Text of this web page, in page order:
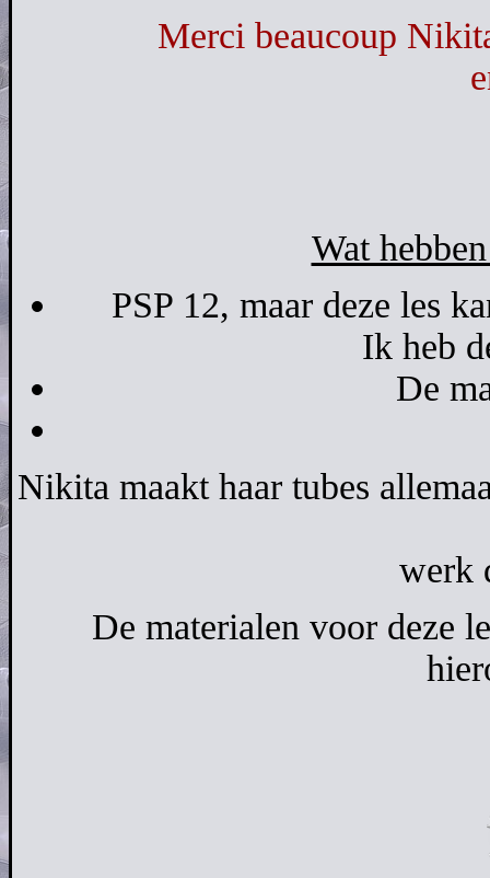
Merci beaucoup
Wat
PSP 12, maar deze les
Ik heb
De
Nikita maakt haar tubes
werk
De materialen voor deze